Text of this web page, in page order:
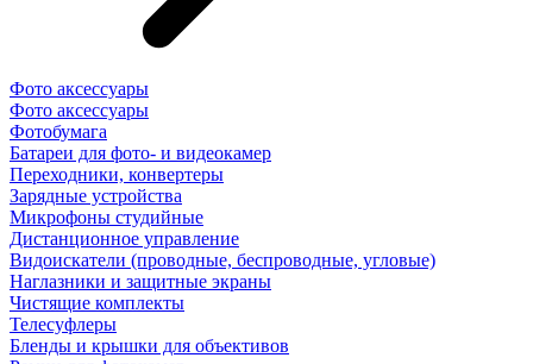
Фото аксессуары
Фото аксессуары
Фотобумага
Батареи для фото- и видеокамер
Переходники, конвертеры
Зарядные устройства
Микрофоны студийные
Дистанционное управление
Видоискатели (проводные, беспроводные, угловые)
Наглазники и защитные экраны
Чистящие комплекты
Телесуфлеры
Бленды и крышки для объективов